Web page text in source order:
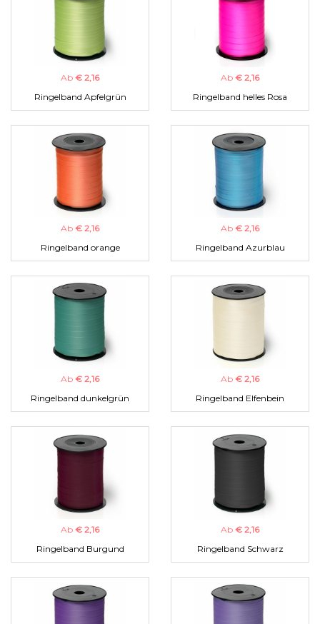
Ab € 2,16
Ringelband Apfelgrün
Ab € 2,16
Ringelband helles Rosa
Ab € 2,16
Ringelband orange
Ab € 2,16
Ringelband Azurblau
Ab € 2,16
Ringelband dunkelgrün
Ab € 2,16
Ringelband Elfenbein
Ab € 2,16
Ringelband Burgund
Ab € 2,16
Ringelband Schwarz